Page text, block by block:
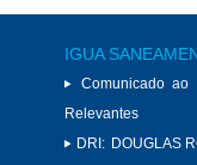
IGUA
Comunicado ao
Relevantes
DRI: DOUGLAS